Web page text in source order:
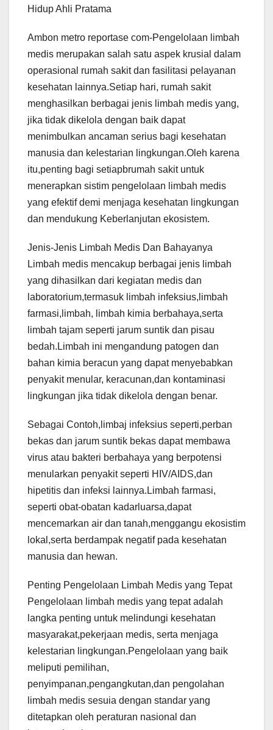
Hidup Ahli Pratama
Ambon metro reportase com-Pengelolaan limbah
medis merupakan salah satu aspek krusial dalam
operasional rumah sakit dan fasilitasi pelayanan
kesehatan lainnya.Setiap hari, rumah sakit
menghasilkan berbagai jenis limbah medis yang,
jika tidak dikelola dengan baik dapat
menimbulkan ancaman serius bagi kesehatan
manusia dan kelestarian lingkungan.Oleh karena
itu,penting bagi setiapbrumah sakit untuk
menerapkan sistim pengelolaan limbah medis
yang efektif demi menjaga kesehatan lingkungan
dan mendukung Keberlanjutan ekosistem.
Jenis-Jenis Limbah Medis Dan Bahayanya
Limbah medis mencakup berbagai jenis limbah
yang dihasilkan dari kegiatan medis dan
laboratorium,termasuk limbah infeksius,limbah
farmasi,limbah, limbah kimia berbahaya,serta
limbah tajam seperti jarum suntik dan pisau
bedah.Limbah ini mengandung patogen dan
bahan kimia beracun yang dapat menyebabkan
penyakit menular, keracunan,dan kontaminasi
lingkungan jika tidak dikelola dengan benar.
Sebagai Contoh,limbaj infeksius seperti,perban
bekas dan jarum suntik bekas dapat membawa
virus atau bakteri berbahaya yang berpotensi
menularkan penyakit seperti HIV/AIDS,dan
hipetitis dan infeksi lainnya.Limbah farmasi,
seperti obat-obatan kadarluarsa,dapat
mencemarkan air dan tanah,menggangu ekosistim
lokal,serta berdampak negatif pada kesehatan
manusia dan hewan.
Penting Pengelolaan Limbah Medis yang Tepat
Pengelolaan limbah medis yang tepat adalah
langka penting untuk melindungi kesehatan
masyarakat,pekerjaan medis, serta menjaga
kelestarian lingkungan.Pengelolaan yang baik
meliputi pemilihan,
penyimpanan,pengangkutan,dan pengolahan
limbah medis sesuia dengan standar yang
ditetapkan oleh peraturan nasional dan